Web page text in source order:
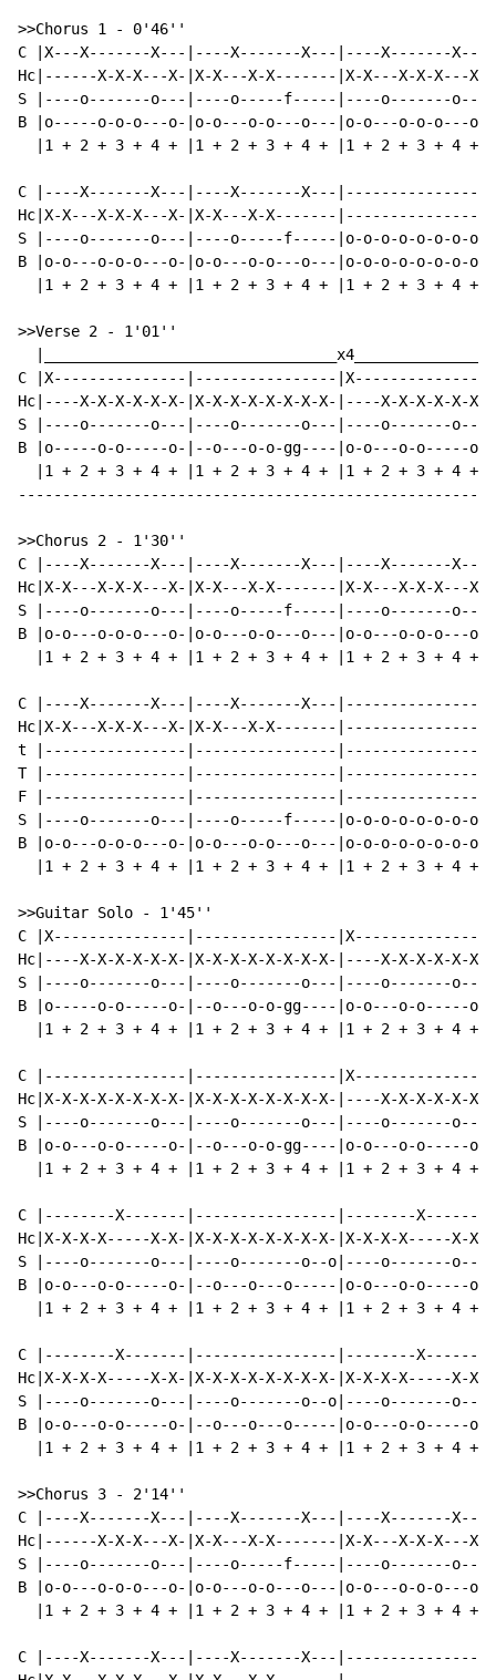
>>Chorus 1 -
0'46''
C |X---X-------X---|----X-------X---|----X-------
Hc|------X-X-X---X-|X-X---X-X-------|X-X---X-X-X---
S |----o-------o---|----o-----f-----|----o-------
B |o-----o-o-o---o-|o-o---o-o---o---|o-o---o-o-o---
|1 + 2 + 3 + 4 + |1 + 2 + 3 + 4 + |1 + 2 + 3 + 4 +
C |----X-------X---|----X-------X---
Hc|X-X---X-X-X---X-|X-X---X-X-------
S |----o-------o---|----o-----f-----|o-o-o-o-o-o-o-o-|o-
B |o-o---o-o-o---o-|o-o---o-o---o---|o-o-o-o-o-o-o-
|1 + 2 + 3 + 4 + |1 + 2 + 3 + 4 + |1 + 2 + 3 + 4 +
>>Verse 2 -
1'01''
C |X---------------|----------------|X---------------
Hc|----X-X-X-X-X-X-|X-X-X-X-X-X-X-X-|----X-X-X-X-X-
S |----o-------o---|----o-------o---|----o-------o---
B |o-----o-o-----o-|--o---o-o-gg----|o-o---o-o-----
|1 + 2 + 3 + 4 + |1 + 2 + 3 + 4 + |1 + 2 + 3 + 4 +
>>Chorus 2 -
1'30''
C |----X-------X---|----X-------X---|----X-------
Hc|X-X---X-X-X---X-|X-X---X-X-------|X-X---X-X-X---
S |----o-------o---|----o-----f-----|----o-------
B |o-o---o-o-o---o-|o-o---o-o---o---|o-o---o-o-o---
|1 + 2 + 3 + 4 + |1 + 2 + 3 + 4 + |1 + 2 + 3 + 4 +
C |----X-------X---|----X-------X---
Hc|X-X---X-X-X---X-|X-X---X-X-------
t |----------------|----------------|----------------
T |----------------|----------------|----------------
F |----------------|----------------|----------------
S |----o-------o---|----o-----f-----|o-o-o-o-o-o-o-o-
B |o-o---o-o-o---o-|o-o---o-o---o---|o-o-o-o-o-o-
|1 + 2 + 3 + 4 + |1 + 2 + 3 + 4 + |1 + 2 + 3 + 4 +
>>Guitar Solo -
1'45''
C |X---------------|----------------
Hc|----X-X-X-X-X-X-|X-X-X-X-X-X-X-X-|----X-X-X-X-X-X-
S |----o-------o---|----o-------o---|----o-------
B |o-----o-o-----o-|--o---o-o-gg----|o-o---o-o-----o-
|1 + 2 + 3 + 4 + |1 + 2 + 3 + 4 + |1 + 2 + 3 + 4 +
C |----------------|----------------
Hc|X-X-X-X-X-X-X-X-|X-X-X-X-X-X-X-X-|----X-X-X-X-X-X-
S |----o-------o---|----o-------o---|----o-------
B |o-o---o-o-----o-|--o---o-o-gg----|o-o---o-o-----
|1 + 2 + 3 + 4 + |1 + 2 + 3 + 4 + |1 + 2 + 3 + 4 +
C |--------X-------|----------------|--------
Hc|X-X-X-X-----X-X-|X-X-X-X-X-X-X-X-|X-X-X-X-----X-X-
S |----o-------o---|----o-------o--o|----o-------o---
B |o-o---o-o-----o-|--o---o---o-----|o-o---o-o-----
|1 + 2 + 3 + 4 + |1 + 2 + 3 + 4 + |1 + 2 + 3 + 4 +
C |--------X-------|----------------|--------
Hc|X-X-X-X-----X-X-|X-X-X-X-X-X-X-X-|X-X-X-X-----X-X-
S |----o-------o---|----o-------o--o|----o-------o---
B |o-o---o-o-----o-|--o---o---o-----|o-o---o-o-----
|1 + 2 + 3 + 4 + |1 + 2 + 3 + 4 + |1 + 2 + 3 + 4 +
>>Chorus 3 -
2'14''
C |----X-------X---|----X-------X---|----X-------
Hc|------X-X-X---X-|X-X---X-X-------|X-X---X-X-X---
S |----o-------o---|----o-----f-----|----o-------
B |o-o---o-o-o---o-|o-o---o-o---o---|o-o---o-o-o---
|1 + 2 + 3 + 4 + |1 + 2 + 3 + 4 + |1 + 2 + 3 + 4 +
C |----X-------X---|----X-------X---